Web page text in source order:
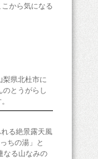
こから気になる
梨県北杜市に
のとうがらし
る絶景露天風
ちの湯」と
なる山なみの